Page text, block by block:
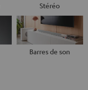
Stéréo
Barres de son